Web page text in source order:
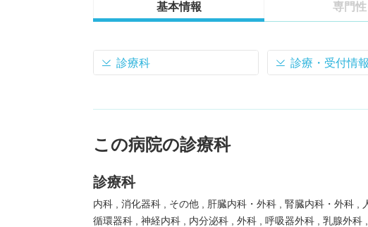
基本情報 専門性
診療科 診療・受付情報
この病院の診療科
診療科
内科 消化器科 その他 肝臓内科・外科 腎臓内科・外科
循環器科
神経内科 内分泌科 外科 呼吸器外科 乳腺外科